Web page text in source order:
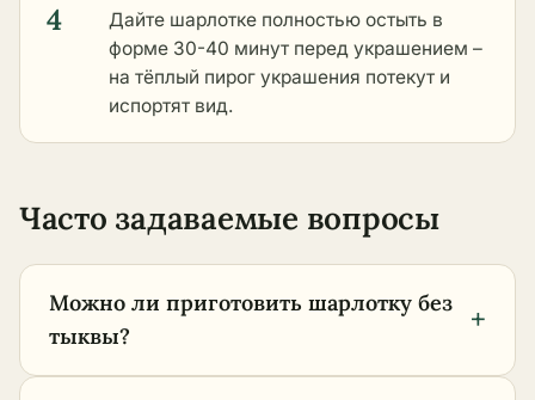
4
Дайте шарлотке полностью остыть в
форме 30-40 минут перед украшением –
на тёплый пирог украшения потекут и
испортят вид.
Часто задаваемые вопросы
Можно ли приготовить шарлотку без
тыквы?
+